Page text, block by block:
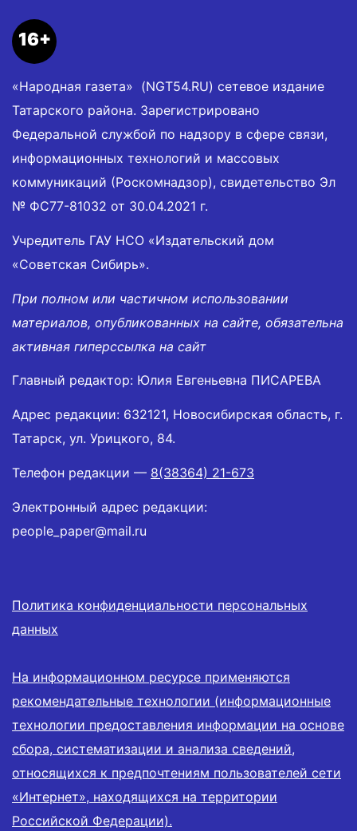
16+
«Народная газета» (NGT54.RU) сетевое издание
Татарского района. Зарегистрировано
Федеральной службой по надзору в сфере связи,
информационных технологий и массовых
коммуникаций (Роскомнадзор), свидетельство Эл
№ ФС77-81032 от 30.04.2021 г.
Учредитель ГАУ НСО «Издательский дом
«Советская Сибирь».
При полном или частичном использовании
материалов, опубликованных на сайте, обязательна
активная гиперссылка на сайт
Главный редактор: Юлия Евгеньевна ПИСАРЕВА
Адрес редакции: 632121, Новосибирская область, г.
Татарск, ул. Урицкого, 84.
Телефон редакции — 8(38364) 21-673
Электронный адрес редакции:
people_paper@mail.ru
Политика конфиденциальности персональных
данных
На информационном ресурсе применяются
рекомендательные технологии (информационные
технологии предоставления информации на основе
сбора, систематизации и анализа сведений,
относящихся к предпочтениям пользователей сети
«Интернет», находящихся на территории
Российской Федерации).